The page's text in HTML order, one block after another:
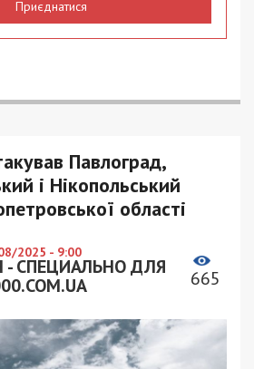
Приєднатися
Павлоград,
і Нікопольський
області
2025 - 9:00
- СПЕЦИАЛЬНО ДЛЯ
665